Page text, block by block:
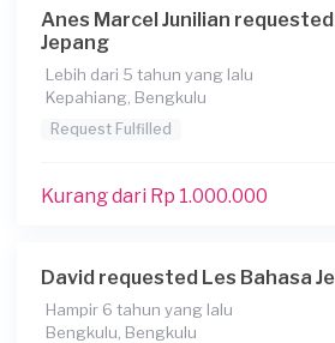
Anes Marcel Junilian
Jepang
Lebih dari 5 tahun yang lalu
Kepahiang, Bengkulu
Request Fulfilled
Kurang dari Rp 1.000.000
David requested Les Bahasa
Hampir 6 tahun yang lalu
Bengkulu, Bengkulu